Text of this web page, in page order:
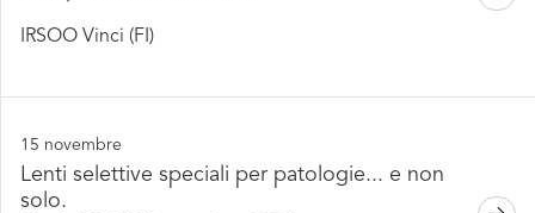
IRSOO Vinci (FI)
15 novembre
Lenti selettive speciali per patologie... e non
solo.